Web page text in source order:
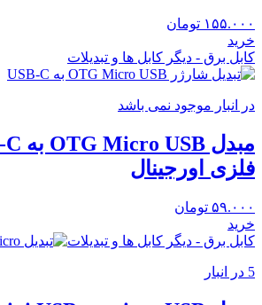
۱۵۵.۰۰۰ تومان
خرید
کابل برق - دیگر کابل ها و تبدیلات
در انبار موجود نمی باشد
فلزی اورجینال
۵۹.۰۰۰ تومان
خرید
کابل برق - دیگر کابل ها و تبدیلات
5 در انبار